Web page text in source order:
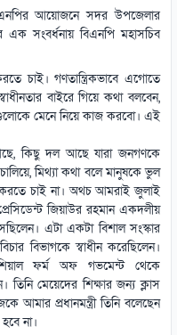
আয়োজনে সদর উপজেলার
এক সংবর্ধনায় বিএনপি মহাসচিব
চাই। গণতান্ত্রিকভাবে এগোতে
বাইরে গিয়ে কথা বলবেন,
মেনে নিয়ে কাজ করবো। এই
কিছু দল আছে যারা জনগণকে
চালিয়ে, মিথ্যা কথা বলে মানুষকে ভুল
করতে চাই না। অথচ আমরাই জুলাই
জিয়াউর রহমান একদলীয়
এটা একটা বিশাল সংস্কার
বিভাগকে স্বাধীন করেছিলেন।
ফর্ম অফ গভমেন্ট থেকে
তিনি মেয়েদের শিক্ষার জন্য ক্লাস
আমার প্রধানমন্ত্রী তিনি বলেছেন
না।